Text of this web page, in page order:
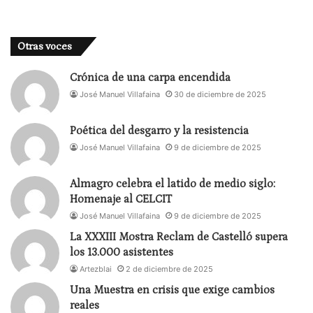
Vítor ponen fragmentos de la banda sonora de la
película para hacer las transiciones entre las
estrofas del espectáculo.
Vítor describe los movimientos, los sentimientos y
lo que dice Cleópatra. Sofia mueve a António.
La actriz y el actor se mueven encima de un
enorme tapiz gris, cuyo color hace aguas en
diferentes tonalidades. Este tapiz va desde el
proscenio elevándose hacia lo alto del foro del
escenario y constituyendo un lugar fuera del tiempo
y del espacio, un lugar abstracto en el que se
pueden proyectar imágenes, sueños, e incluso,
pesadillas. La presencia de un enorme móvil de
Otras voces
Crónica de una carpa encendida
José Manuel Villafaina 30 de diciembre de 2025
Poética del desgarro y la resistencia
José Manuel Villafaina 9 de diciembre de 2025
Almagro celebra el latido de medio siglo:
Homenaje al CELCIT
José Manuel Villafaina 9 de diciembre de 2025
La XXXIII Mostra Reclam de Castelló supera
los 13.000 asistentes
Artezblai 2 de diciembre de 2025
Una Muestra en crisis que exige cambios
reales